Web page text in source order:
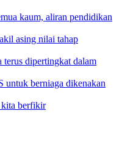
kaum, aliran pendidikan
asing nilai tahap
terus dipertingkat dalam
untuk berniaga dikenakan
kita berfikir